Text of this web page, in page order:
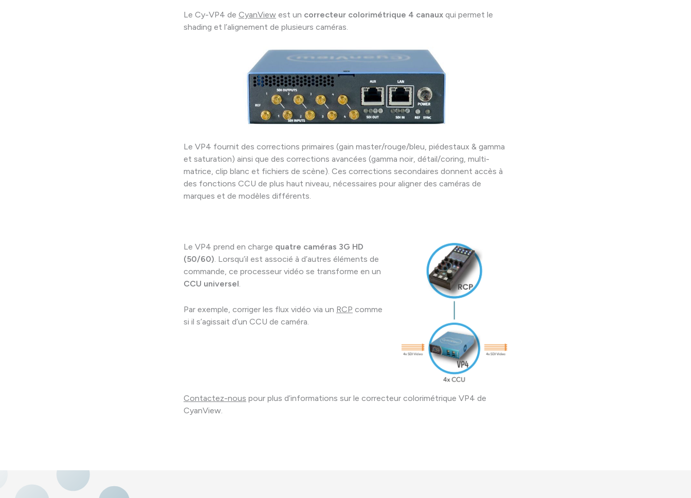
Le Cy-VP4 de CyanView est un correcteur colorimétrique 4 canaux qui permet le
shading et l’alignement de plusieurs caméras.
Le VP4 fournit des corrections primaires (gain master/rouge/bleu, piédestaux & gamma
et saturation) ainsi que des corrections avancées (gamma noir, détail/coring, multi-
matrice, clip blanc et fichiers de scène). Ces corrections secondaires donnent accès à
des fonctions CCU de plus haut niveau, nécessaires pour aligner des caméras de
marques et de modèles différents.
Le VP4 prend en charge quatre caméras 3G HD
(50/60). Lorsqu’il est associé à d’autres éléments de
commande, ce processeur vidéo se transforme en un
CCU universel.
Par exemple, corriger les flux vidéo via un RCP comme
si il s’agissait d’un CCU de caméra.
Contactez-nous pour plus d’informations sur le correcteur colorimétrique VP4 de
CyanView.